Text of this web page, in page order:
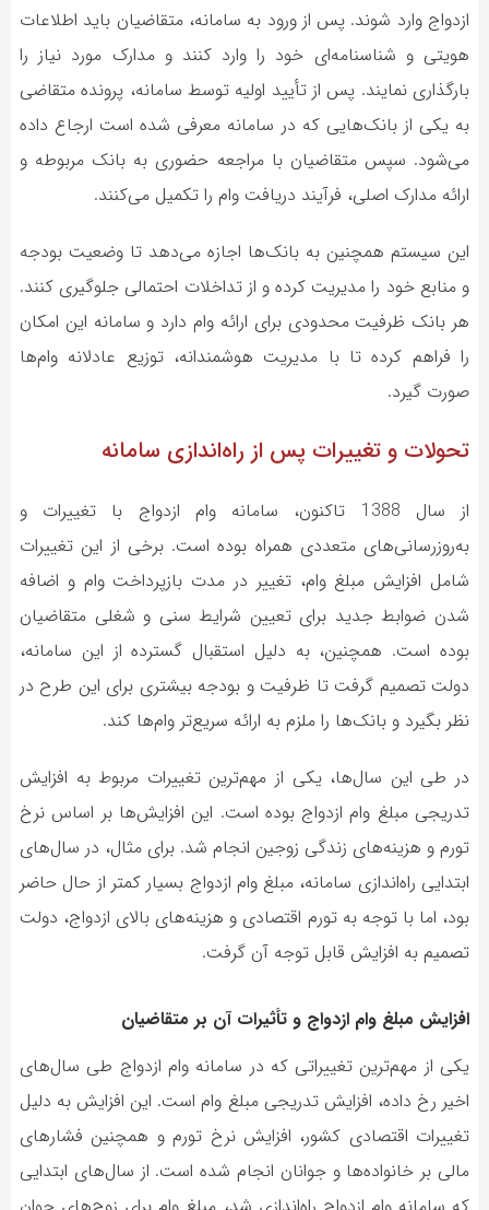
ازدواج وارد شوند. پس از ورود به سامانه، متقاضیان باید اطلاعات
هویتی و شناسنامه‌ای خود را وارد کنند و مدارک مورد نیاز را
بارگذاری نمایند. پس از تأیید اولیه توسط سامانه، پرونده متقاضی
به یکی از بانک‌هایی که در سامانه معرفی شده است ارجاع داده
می‌شود. سپس متقاضیان با مراجعه حضوری به بانک مربوطه و
ارائه مدارک اصلی، فرآیند دریافت وام را تکمیل می‌کنند.
این سیستم همچنین به بانک‌ها اجازه می‌دهد تا وضعیت بودجه
و منابع خود را مدیریت کرده و از تداخلات احتمالی جلوگیری کنند.
هر بانک ظرفیت محدودی برای ارائه وام دارد و سامانه این امکان
را فراهم کرده تا با مدیریت هوشمندانه، توزیع عادلانه وام‌ها
صورت گیرد.
تحولات و تغییرات پس از راه‌اندازی سامانه
از سال 1388 تاکنون، سامانه وام ازدواج با تغییرات و
به‌روزرسانی‌های متعددی همراه بوده است. برخی از این تغییرات
شامل افزایش مبلغ وام، تغییر در مدت بازپرداخت وام و اضافه
شدن ضوابط جدید برای تعیین شرایط سنی و شغلی متقاضیان
بوده است. همچنین، به دلیل استقبال گسترده از این سامانه،
دولت تصمیم گرفت تا ظرفیت و بودجه بیشتری برای این طرح در
نظر بگیرد و بانک‌ها را ملزم به ارائه سریع‌تر وام‌ها کند.
در طی این سال‌ها، یکی از مهم‌ترین تغییرات مربوط به افزایش
تدریجی مبلغ وام ازدواج بوده است. این افزایش‌ها بر اساس نرخ
تورم و هزینه‌های زندگی زوجین انجام شد. برای مثال، در سال‌های
ابتدایی راه‌اندازی سامانه، مبلغ وام ازدواج بسیار کمتر از حال حاضر
بود، اما با توجه به تورم اقتصادی و هزینه‌های بالای ازدواج، دولت
تصمیم به افزایش قابل توجه آن گرفت.
افزایش مبلغ وام ازدواج و تأثیرات آن بر متقاضیان
یکی از مهم‌ترین تغییراتی که در سامانه وام ازدواج طی سال‌های
اخیر رخ داده، افزایش تدریجی مبلغ وام است. این افزایش به دلیل
تغییرات اقتصادی کشور، افزایش نرخ تورم و همچنین فشارهای
مالی بر خانواده‌ها و جوانان انجام شده است. از سال‌های ابتدایی